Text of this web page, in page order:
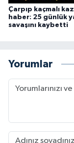
Çarpıp kaçmalı
haber: 25 günlük
savaşını kaybetti
Yorumlar